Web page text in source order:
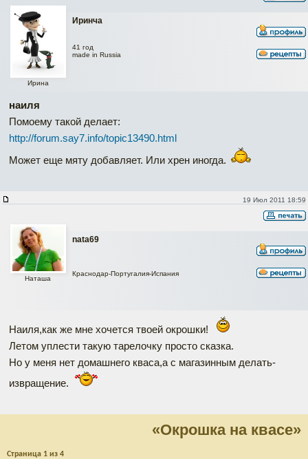
Иринча
Ирина
41 год
made in Russia
наиля
Помоему такой делает:
http://forum.say7.info/topic13490.html
Может еще мяту добавляет. Или хрен иногда.
19 Июл 2011 18:59
nata69
Наташа
Краснодар-Португалия-Испания
Наиля,как же мне хочется твоей окрошки!
Летом уплести такую тарелочку просто сказка.
Но у меня нет домашнего кваса,а с магазинным делать-
извращение.
«Окрошка на квасе»
Страница 1 из 4